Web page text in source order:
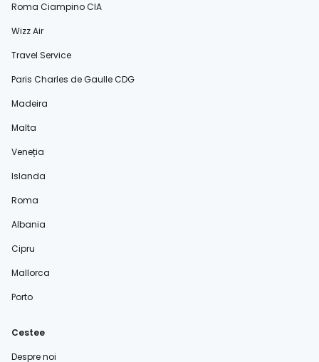
Roma Ciampino CIA
Wizz Air
Travel Service
Paris Charles de Gaulle CDG
Madeira
Malta
Veneția
Islanda
Roma
Albania
Cipru
Mallorca
Porto
Cestee
Despre noi